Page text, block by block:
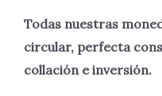
Todas nuestras
circular, perfecta
collación e inversión.